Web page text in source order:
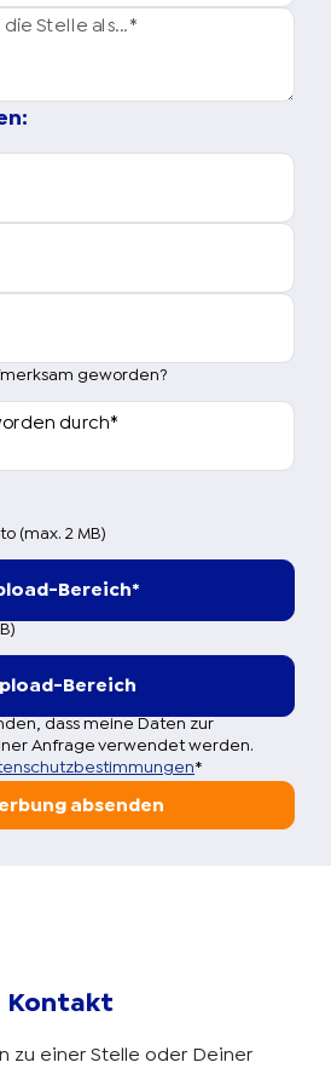
Stelle als...*
geworden?
durch*
(max. 2 MB)
Bereich*
Bereich
dass meine Daten zur
Anfrage verwendet werden.
*
absenden
Kontakt
zu einer Stelle oder Deiner